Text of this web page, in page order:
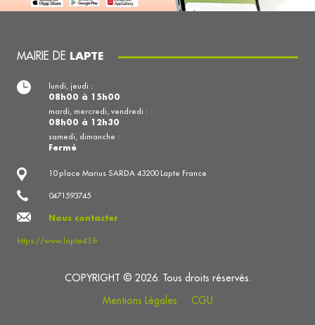
MAIRIE DE LAPTE
10 place Marius SARDA 43200 Lapte France
0471593745
Nous contacter
https://www.lapte43.fr
lundi, jeudi :
08h00 à 15h00
mardi, mercredi, vendredi :
08h00 à 12h30
samedi, dimanche :
Fermé
COPYRIGHT © 2026. Tous droits réservés.
Mentions Légales
CGU